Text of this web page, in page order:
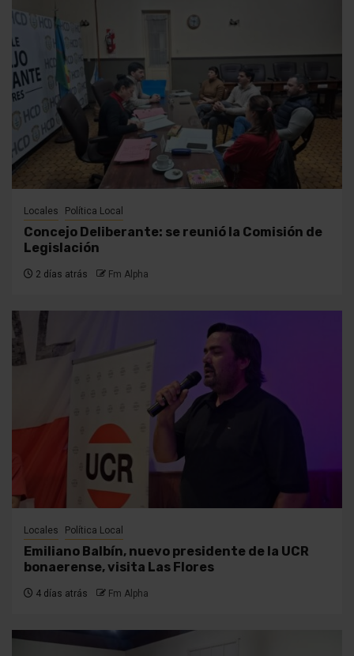
Locales Política Local
Concejo Deliberante: se reunió la Comisión de
Legislación
2 días atrás Fm Alpha
Locales Política Local
Emiliano Balbín, nuevo presidente de la UCR
bonaerense, visita Las Flores
4 días atrás Fm Alpha